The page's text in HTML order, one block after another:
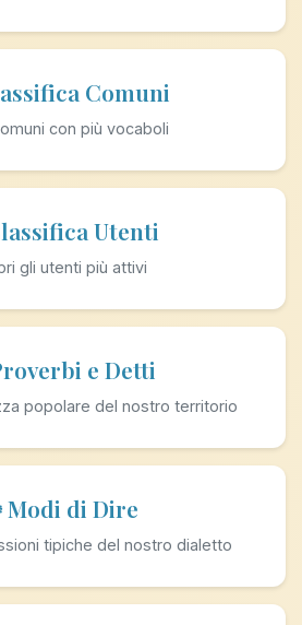
Comuni
con più vocaboli
Utenti
gli utenti più attivi
e Detti
popolare del nostro territorio
di Dire
tipiche del nostro dialetto